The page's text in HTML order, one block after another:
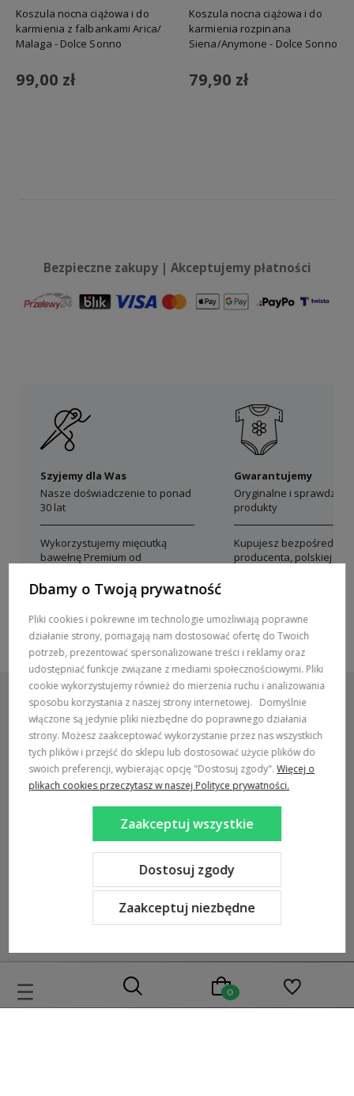
Koszula nocna ciążowa i do
karmienia z falbankami Arica/
Malaga - Dolce Sonno
99,00 zł
Koszula nocna ciążowa i do
karmienia rozpinana
Siena/Anymone - Dolce Sonno
79,90 zł
Bezpieczne zakupy | Akceptujemy płatności
Szyjemy dla Was
Nasze doświadczenie to ponad
30 lat
Wykorzystujemy mięciutką
bawełnę Premium od
Gwarantujemy
Oryginalne i sprawdzone
produkty
Kupujesz bezpośrednio
producenta, polskiej
POMOC / ZAMÓWIENIA
MARKI
POPULARNE KATEGORIE
Sklep internetowy Shoper Premium
Szablon Shoper Modern 3.0™
od GrowCommerce
Dbamy o Twoją prywatność
Pliki cookies i pokrewne im technologie umożliwiają poprawne
działanie strony, pomagają nam dostosować ofertę do Twoich
potrzeb, prezentować spersonalizowane treści i reklamy oraz
udostępniać funkcje związane z mediami społecznościowymi. Pliki
cookie wykorzystujemy również do mierzenia ruchu i analizowania
sposobu korzystania z naszej strony internetowej. Domyślnie
włączone są jedynie pliki niezbędne do poprawnego działania
strony. Możesz zaakceptować wykorzystanie przez nas wszystkich
tych plików i przejść do sklepu lub dostosować użycie plików do
swoich preferencji, wybierając opcję "Dostosuj zgody".Więcej o
plikach cookies przeczytasz w naszej Polityce prywatności.
Zaakceptuj niezbędne
Dostosuj zgody
Zaakceptuj wszystkie